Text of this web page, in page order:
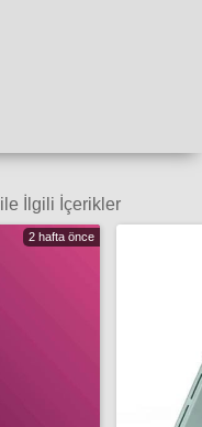
ile İlgili İçerikler
2 hafta önce